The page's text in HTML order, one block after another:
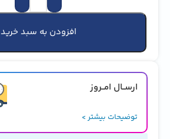
افزودن به سبد خرید
ارســال امــروز
توضیحات بیشتر >